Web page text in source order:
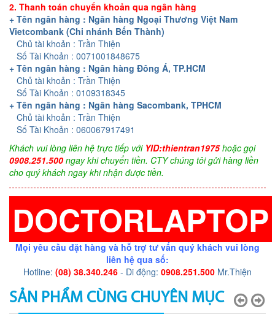
2. Thanh toán chuyển khoản qua ngân hàng
+ Tên ngân hàng : Ngân hàng Ngoại Thương Việt Nam
Vietcombank (Chi nhánh Bến Thành)
Chủ tài khoản : Trần Thiện
Số Tài Khoản : 0071001848675
+ Tên ngân hàng : Ngân hàng Đông Á, TP.HCM
Chủ tài khoản : Trần Thiện
Số Tài Khoản : 0109318345
+ Tên ngân hàng : Ngân hàng Sacombank, TPHCM
Chủ tài khoản : Trần Thiện
Số Tài Khoản : 060067917491
Khách vui lòng liên hệ trực tiếp với YID:thientran1975hoặc gọi
0908.251.500 ngay khi chuyển tiền. CTY chúng tôi gửi hàng liền
cho quý khách ngay khi nhận được tiền.
DOCTORLAPTOP
Mọi yêu cầu đặt hàng và hỗ trợ tư vấn quý khách vui lòng
liên hệ qua số:
Hotline: (08) 38.340.246 - Di động: 0908.251.500 Mr.Thiện
SẢN PHẨM CÙNG CHUYÊN MỤC